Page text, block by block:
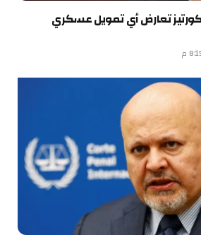
تعارض أي تمويل عسكري